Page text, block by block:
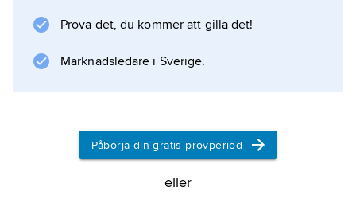
Prova det, du kommer att gilla det!
Marknadsledare i Sverige.
Påbörja din gratis provperiod
eller